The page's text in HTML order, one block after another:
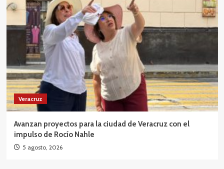
Veracruz
Avanzan proyectos para la ciudad de Veracruz con el
impulso de Rocío Nahle
5 agosto, 2026